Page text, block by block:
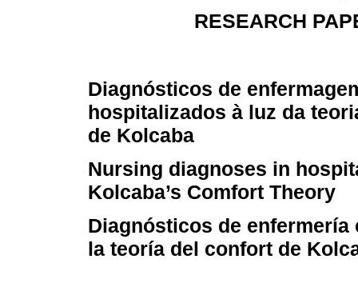
RESEARCH
Diagnósticos de
hospitalizados à luz da
de Kolcaba
Nursing diagnoses in
Kolcaba’s Comfort Theory
Diagnósticos de
la teoría del confort de